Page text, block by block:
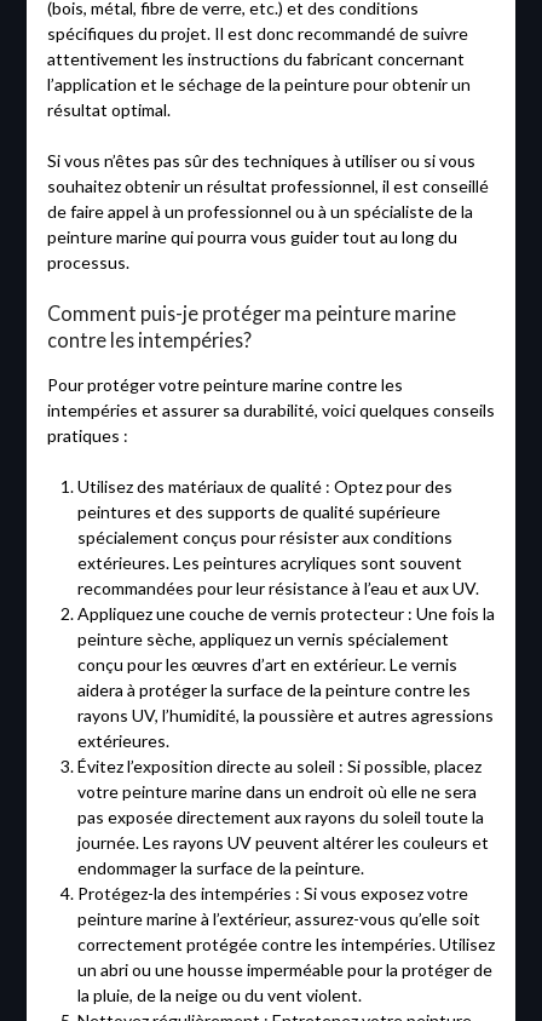
(bois, métal, fibre de verre, etc.) et des conditions
spécifiques du projet. Il est donc recommandé de suivre
attentivement les instructions du fabricant concernant
l’application et le séchage de la peinture pour obtenir un
résultat optimal.
Si vous n’êtes pas sûr des techniques à utiliser ou si vous
souhaitez obtenir un résultat professionnel, il est conseillé
de faire appel à un professionnel ou à un spécialiste de la
peinture marine qui pourra vous guider tout au long du
processus.
Comment puis-je protéger ma peinture marine
contre les intempéries?
Pour protéger votre peinture marine contre les
intempéries et assurer sa durabilité, voici quelques conseils
pratiques :
Utilisez des matériaux de qualité : Optez pour des
peintures et des supports de qualité supérieure
spécialement conçus pour résister aux conditions
extérieures. Les peintures acryliques sont souvent
recommandées pour leur résistance à l’eau et aux UV.
Appliquez une couche de vernis protecteur : Une fois la
peinture sèche, appliquez un vernis spécialement
conçu pour les œuvres d’art en extérieur. Le vernis
aidera à protéger la surface de la peinture contre les
rayons UV, l’humidité, la poussière et autres agressions
extérieures.
Évitez l’exposition directe au soleil : Si possible, placez
votre peinture marine dans un endroit où elle ne sera
pas exposée directement aux rayons du soleil toute la
journée. Les rayons UV peuvent altérer les couleurs et
endommager la surface de la peinture.
Protégez-la des intempéries : Si vous exposez votre
peinture marine à l’extérieur, assurez-vous qu’elle soit
correctement protégée contre les intempéries. Utilisez
un abri ou une housse imperméable pour la protéger de
la pluie, de la neige ou du vent violent.